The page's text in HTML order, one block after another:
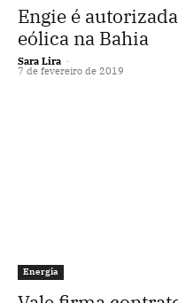
Engie é
eólica na Bahia
Sara Lira -
7 de fevereiro de 2019
Energia